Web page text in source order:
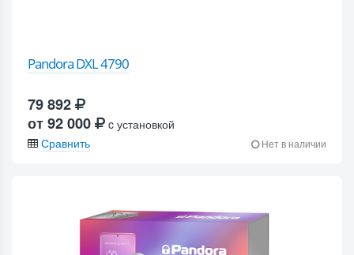
Pandora DXL 4790
79 892
от 92 000
c установкой
Сравнить
Нет в наличии